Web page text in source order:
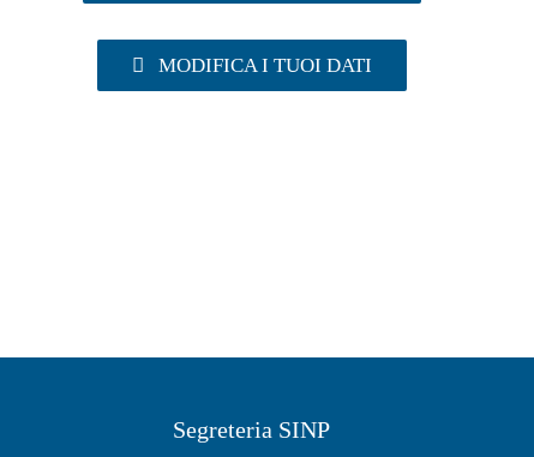
MODIFICA I TUOI DATI
Segreteria SINP